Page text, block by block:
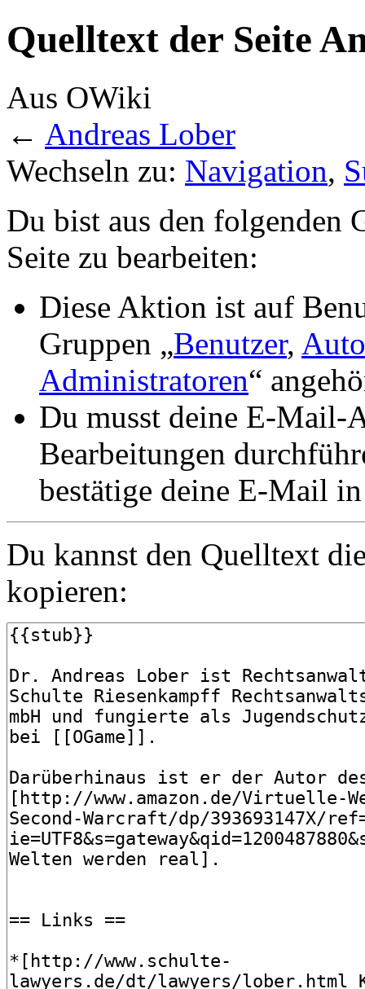
Quelltext der Seite
Aus OWiki
← Andreas Lober
Wechseln zu: Navigation,
Du bist aus den folgenden
Seite zu bearbeiten:
Diese Aktion ist auf
Gruppen „Benutzer,
Administratoren“
Du musst deine E-Mail-
Bearbeitungen
bestätige deine E-Mail
Du kannst den Quelltext
kopieren: